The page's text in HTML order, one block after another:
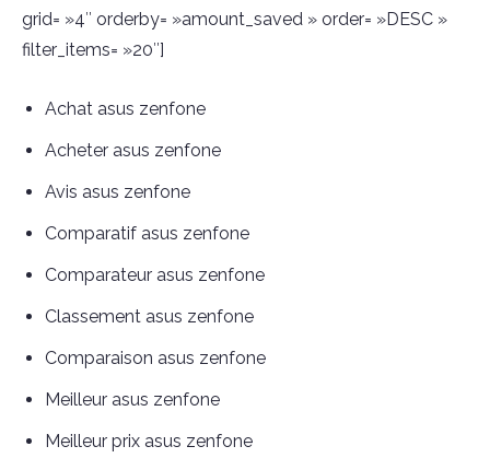
grid= »4″ orderby= »amount_saved » order= »DESC »
filter_items= »20″]
Achat asus zenfone
Acheter asus zenfone
Avis asus zenfone
Comparatif asus zenfone
Comparateur asus zenfone
Classement asus zenfone
Comparaison asus zenfone
Meilleur asus zenfone
Meilleur prix asus zenfone